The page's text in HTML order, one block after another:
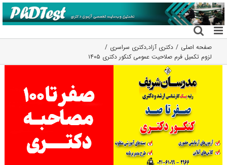
رفتن
به
محتوا
صفحه اصلی دکتری آزاد,دکتری سراسری
لزوم تکمیل فرم صلاحیت عمومی کنکور دکتری ۱۴۰۵